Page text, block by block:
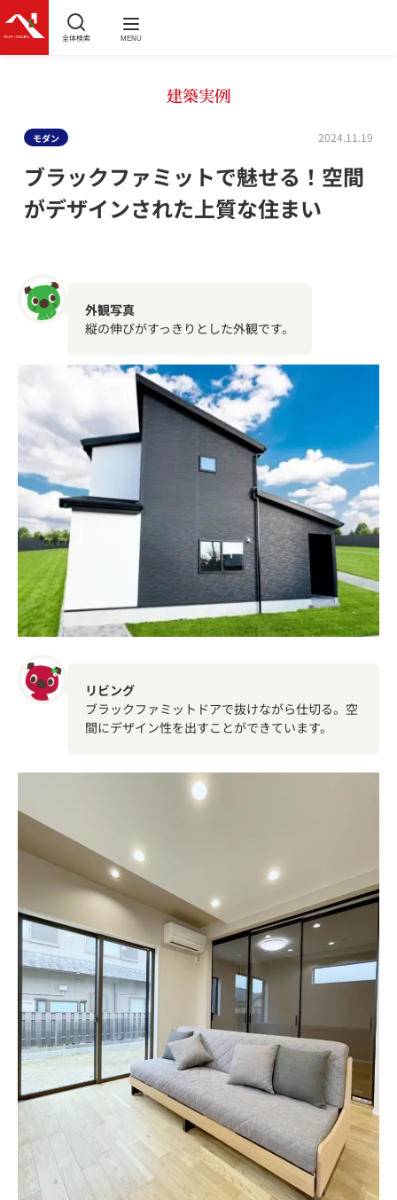
全体検索 MENU
建築実例
モダン 2024.11.19
ブラックファミットで魅せる！空間
がデザインされた上質な住まい
外観写真
縦の伸びがすっきりとした外観です。
リビング
ブラックファミットドアで抜けながら仕切る。空
間にデザイン性を出すことができています。